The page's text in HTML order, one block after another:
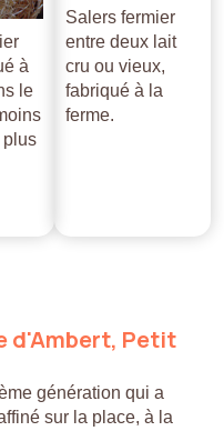
à
le
plus
Salers fermier
entre deux lait
cru ou vieux,
fabriqué à la
ferme.
d'Ambert, Petit
génération qui a
sur la place, à la